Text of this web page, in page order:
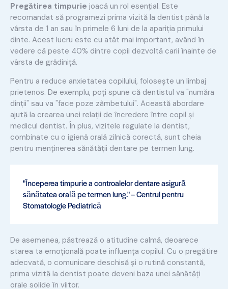
Pregătirea timpurie joacă un rol esențial. Este
recomandat să programezi prima vizită la dentist până la
vârsta de 1 an sau în primele 6 luni de la apariția primului
dinte. Acest lucru este cu atât mai important, având în
vedere că peste 40% dintre copii dezvoltă carii înainte de
vârsta de grădiniță.
Pentru a reduce anxietatea copilului, folosește un limbaj
prietenos. De exemplu, poți spune că dentistul va "număra
dinții" sau va "face poze zâmbetului". Această abordare
ajută la crearea unei relații de încredere între copil și
medicul dentist. În plus, vizitele regulate la dentist,
combinate cu o igienă orală zilnică corectă, sunt cheia
pentru menținerea sănătății dentare pe termen lung.
"Începerea timpurie a controalelor dentare asigură
sănătatea orală pe termen lung." – Centrul pentru
Stomatologie Pediatrică
De asemenea, păstrează o atitudine calmă, deoarece
starea ta emoțională poate influența copilul. Cu o pregătire
adecvată, o comunicare deschisă și o rutină constantă,
prima vizită la dentist poate deveni baza unei sănătăți
orale solide în viitor.